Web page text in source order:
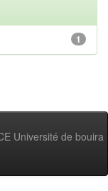
1
Université de bouira